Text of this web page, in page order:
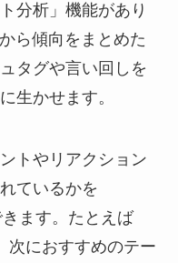
分析」機能があり
ら傾向をまとめた
タグや言い回しを
生かせます。
トやリアクション
ているかを
ます。たとえば
次におすすめのテー